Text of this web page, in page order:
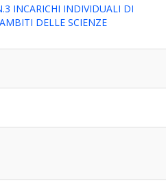
INCARICHI INDIVIDUALI DI
DELLE SCIENZE